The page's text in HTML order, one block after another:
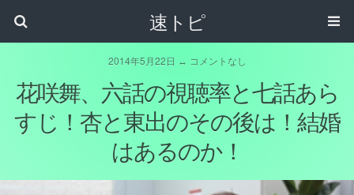
速トピ
2014年5月22日 ↔ コメントなし
花咲舞、六話の視聴率と七話あら
すじ！杏と東出のその後は！結婚
はあるのか！